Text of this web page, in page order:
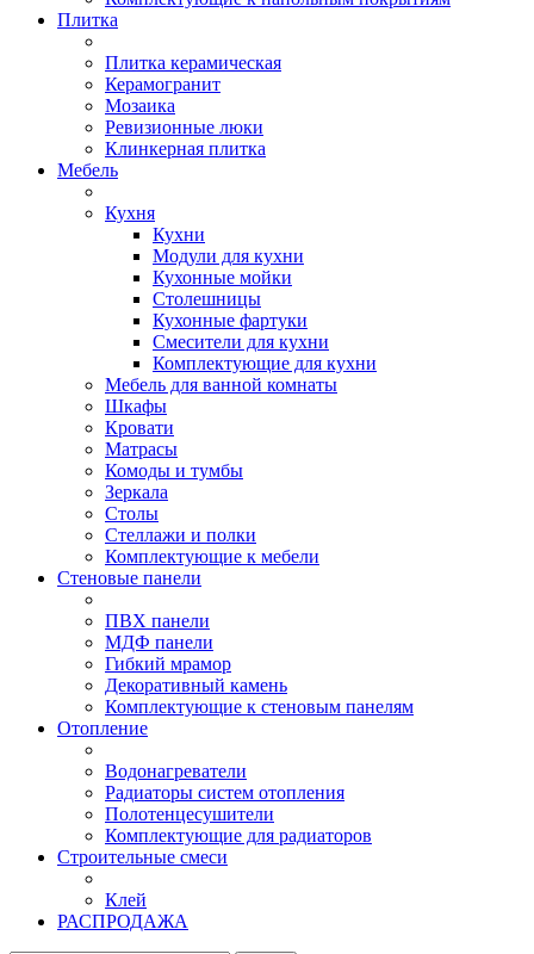
Плитка
Плитка керамическая
Керамогранит
Мозаика
Ревизионные люки
Клинкерная плитка
Мебель
Кухня
Кухни
Модули для кухни
Кухонные мойки
Столешницы
Кухонные фартуки
Смесители для кухни
Комплектующие для кухни
Мебель для ванной комнаты
Шкафы
Кровати
Матрасы
Комоды и тумбы
Зеркала
Столы
Стеллажи и полки
Комплектующие к мебели
Стеновые панели
ПВХ панели
МДФ панели
Гибкий мрамор
Декоративный камень
Комплектующие к стеновым панелям
Отопление
Водонагреватели
Радиаторы систем отопления
Полотенцесушители
Комплектующие для радиаторов
Строительные смеси
Клей
РАСПРОДАЖА